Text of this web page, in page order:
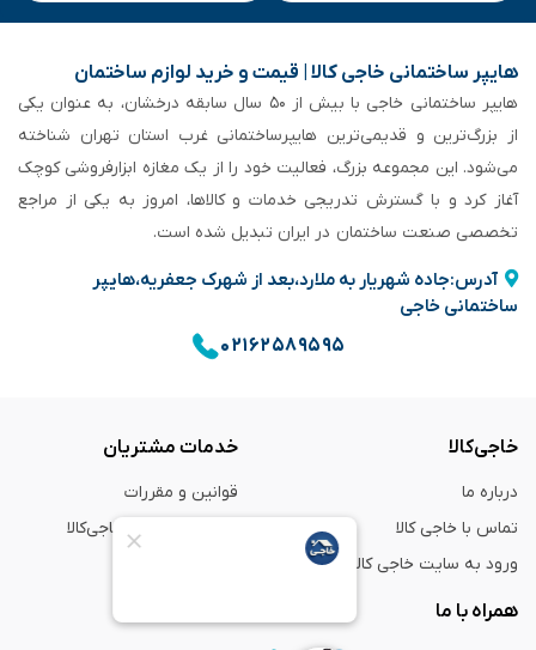
هایپر ساختمانی خاجی‌ کالا | قیمت و خرید لوازم ساختمان
هایپر ساختمانی خاجی‌ با بیش از ۵۰ سال سابقه‌ درخشان، به عنوان یکی
از بزرگ‌ترین و قدیمی‌ترین هایپرساختمانی‌ غرب استان تهران شناخته
می‌شود. این مجموعه بزرگ، فعالیت خود را از یک مغازه ابزارفروشی کوچک
آغاز کرد و با گسترش تدریجی خدمات و کالاها، امروز به یکی از مراجع
تخصصی صنعت ساختمان در ایران تبدیل شده است.
آدرس:جاده شهریار به ملارد،بعد از شهرک جعفریه،هایپر
ساختمانی خاجی
۰۲۱۶۲۵۸۹۵۹۵
خاجی‌کالا
درباره ما
تماس با خاجی کالا
ورود به سایت خاجی‌ کالا
خدمات مشتریان
قوانین و مقررات
راهنمای خرید از خاجی‌کالا
همراه با ما